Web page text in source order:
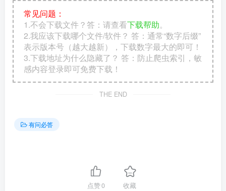
常见问题：
1.不会下载文件？答：请查看下载帮助。
2.我应该下载哪个文件/软件？ 答：通常“数字后缀”
表示版本号（越大越新），下载数字最大的即可！
3.下载地址为什么隐藏了？ 答：防止爬虫索引，敏
感内容登录即可免费下载！
THE END
有问必答
点赞0 收藏